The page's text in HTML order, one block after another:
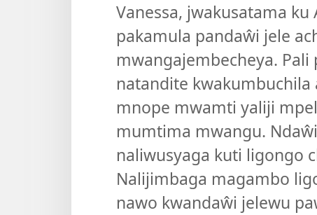
Vanessa, jwakusatama
pakamula pandaŵi jele
mwangajembecheya.
natandite
mnope mwamti yaliji
mumtima mwangu.
naliwusyaga kuti ligongo
Nalijimbaga magambo
nawo kwandaŵi jelewu